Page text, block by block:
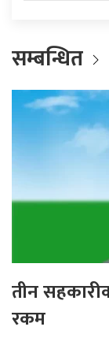
सम्बन्धित
तीन
रकम